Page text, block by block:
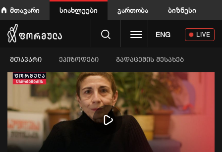
მთავარი სიახლეები გართობა ბიზნესი
Toggle navigation
ENG LIVE
ᲛᲗᲐᲕᲐᲠᲘ ეპიზოდები გადაცემის შესახებ